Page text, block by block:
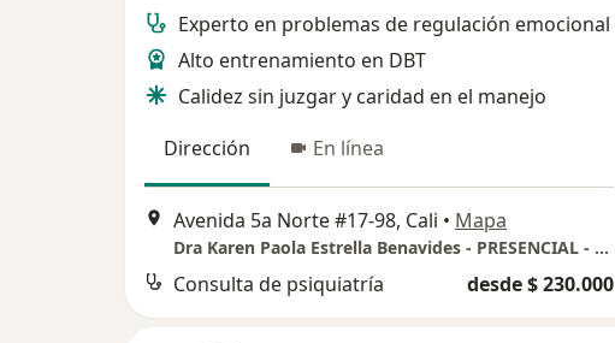
Experto en problemas de regulación emocional
Alto entrenamiento en DBT
Calidez sin juzgar y caridad en el manejo
Dirección
En línea
Avenida 5a Norte #17-98, Cali • Mapa
Dra Karen Paola Estrella Benavides - PRESENCIAL - MARES Salud Mental
Consulta de psiquiatría desde $ 230.000